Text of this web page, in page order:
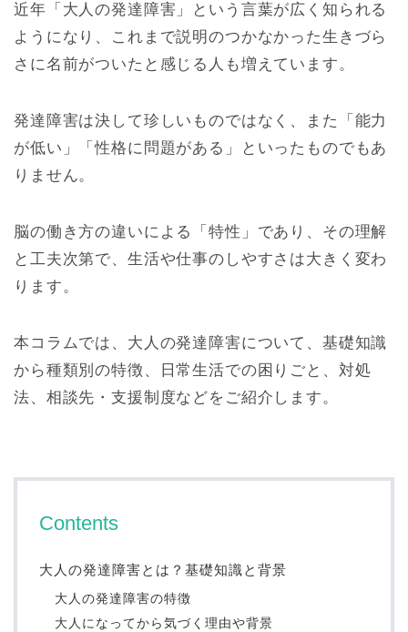
近年「大人の発達障害」という言葉が広く知られる
ようになり、これまで説明のつかなかった生きづら
さに名前がついたと感じる人も増えています。
発達障害は決して珍しいものではなく、また「能力
が低い」「性格に問題がある」といったものでもあ
りません。
脳の働き方の違いによる「特性」であり、その理解
と工夫次第で、生活や仕事のしやすさは大きく変わ
ります。
本コラムでは、大人の発達障害について、基礎知識
から種類別の特徴、日常生活での困りごと、対処
法、相談先・支援制度などをご紹介します。
Contents
大人の発達障害とは？基礎知識と背景
大人の発達障害の特徴
大人になってから気づく理由や背景